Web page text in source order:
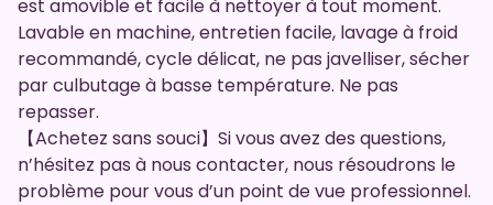
est amovible et facile à nettoyer à tout moment.
Lavable en machine, entretien facile, lavage à froid
recommandé, cycle délicat, ne pas javelliser, sécher
par culbutage à basse température. Ne pas
repasser.
【Achetez sans souci】Si vous avez des questions,
n’hésitez pas à nous contacter, nous résoudrons le
problème pour vous d’un point de vue professionnel.